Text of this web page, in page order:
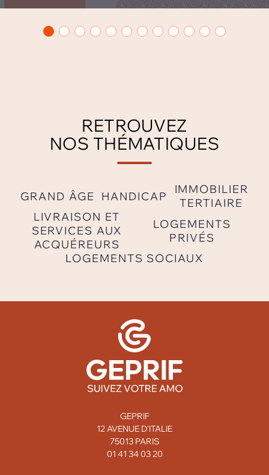
RETROUVEZ
NOS THÉMATIQUES
GRAND ÂGE HANDICAP
IMMOBILIER
TERTIAIRE
LIVRAISON ET
SERVICES AUX
ACQUÉREURS
LOGEMENTS
PRIVÉS
LOGEMENTS SOCIAUX
GEPRIF
12 AVENUE D'ITALIE
75013 PARIS
01 41 34 03 20